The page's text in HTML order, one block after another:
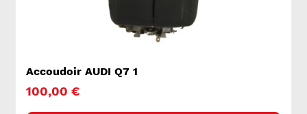
Accoudoir AUDI Q7 1
100,00 €